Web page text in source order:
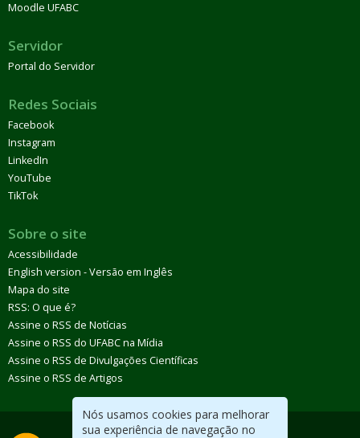
Nós usamos cookies para melhorar
sua experiência de navegação no
Moodle UFABC
Servidor
Portal do Servidor
Redes Sociais
Facebook
Instagram
LinkedIn
YouTube
TikTok
Sobre o site
Acessibilidade
English version - Versão em Inglês
Mapa do site
RSS: O que é?
Assine o RSS de Notícias
Assine o RSS do UFABC na Mídia
Assine o RSS de Divulgações Científicas
Assine o RSS de Artigos